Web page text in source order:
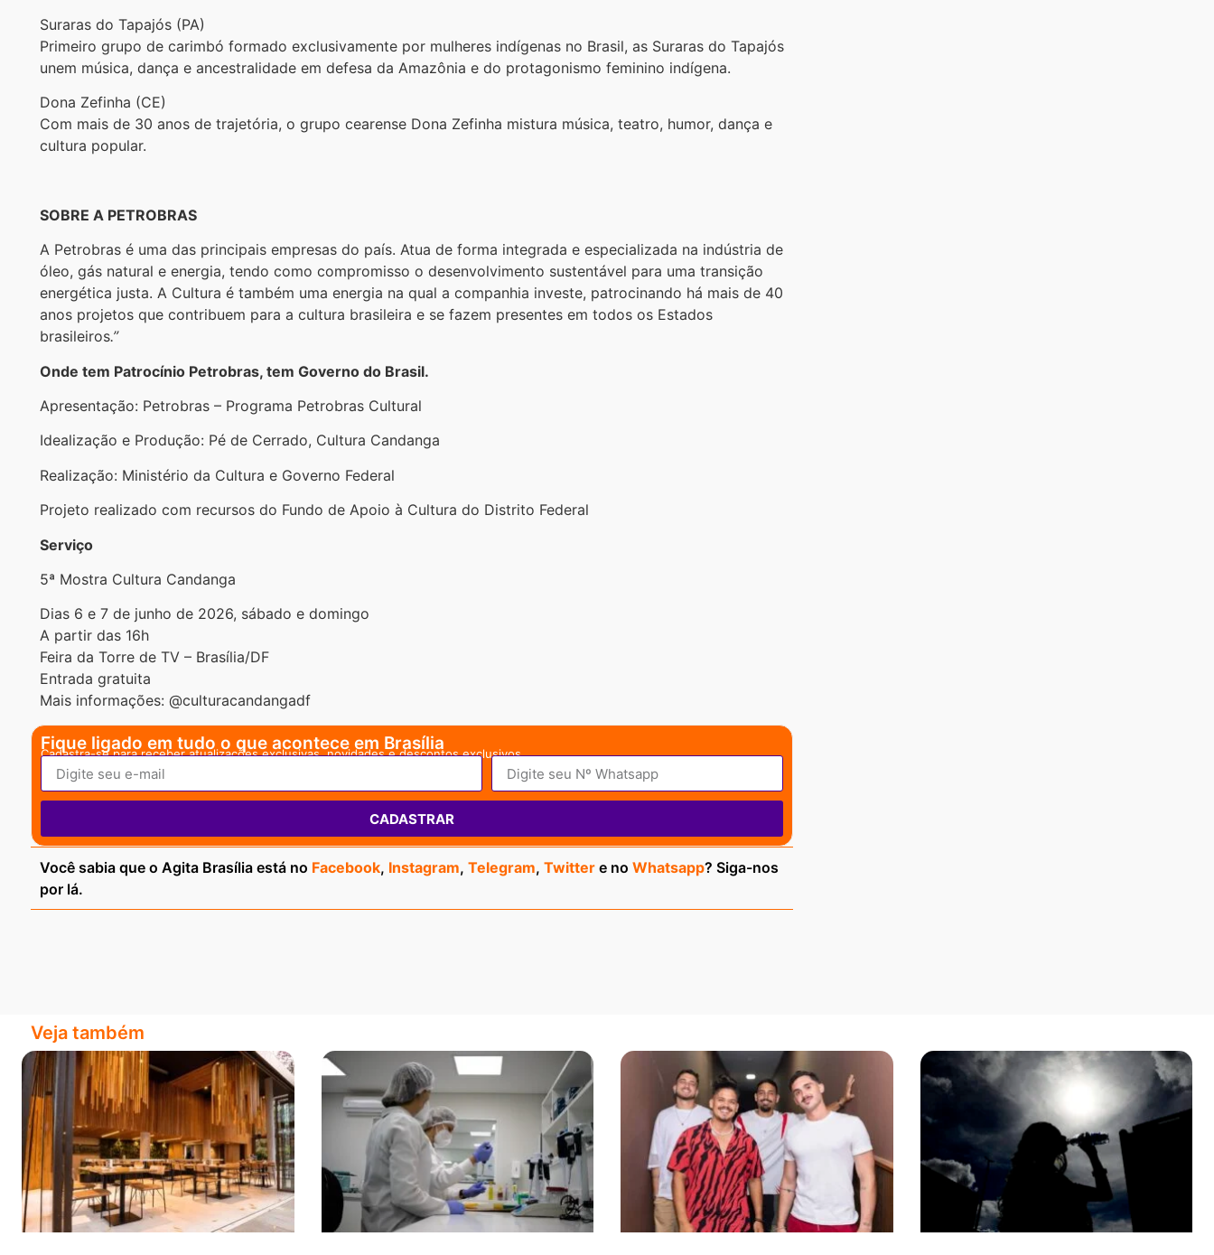
Suraras do Tapajós (PA)
Primeiro grupo de carimbó formado exclusivamente por mulheres indígenas no Brasil, as Suraras do Tapajós
unem música, dança e ancestralidade em defesa da Amazônia e do protagonismo feminino indígena.
Dona Zefinha (CE)
Com mais de 30 anos de trajetória, o grupo cearense Dona Zefinha mistura música, teatro, humor, dança e
cultura popular.
SOBRE A PETROBRAS
A Petrobras é uma das principais empresas do país. Atua de forma integrada e especializada na indústria de
óleo, gás natural e energia, tendo como compromisso o desenvolvimento sustentável para uma transição
energética justa. A Cultura é também uma energia na qual a companhia investe, patrocinando há mais de 40
anos projetos que contribuem para a cultura brasileira e se fazem presentes em todos os Estados
brasileiros.”
Onde tem Patrocínio Petrobras, tem Governo do Brasil.
Apresentação: Petrobras – Programa Petrobras Cultural
Idealização e Produção: Pé de Cerrado, Cultura Candanga
Realização: Ministério da Cultura e Governo Federal
Projeto realizado com recursos do Fundo de Apoio à Cultura do Distrito Federal
Serviço
5ª Mostra Cultura Candanga
Dias 6 e 7 de junho de 2026, sábado e domingo
A partir das 16h
Feira da Torre de TV – Brasília/DF
Entrada gratuita
Mais informações: @culturacandangadf
Fique ligado em tudo o que acontece em Brasília
Cadastra-se para receber atualizações exclusivas, novidades e descontos exclusivos.
CADASTRAR
Você sabia que o Agita Brasília está no Facebook, Instagram, Telegram, Twitter e no Whatsapp? Siga-nos
por lá.
Veja também